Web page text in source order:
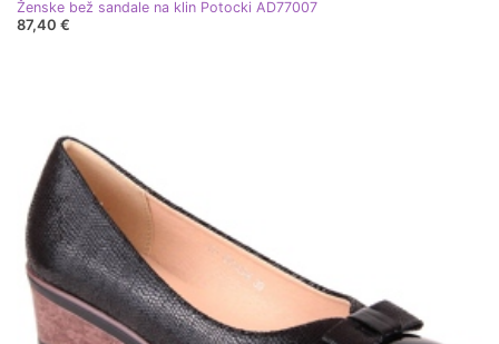
Ženske bež sandale na klin Potocki AD77007
87,40 €